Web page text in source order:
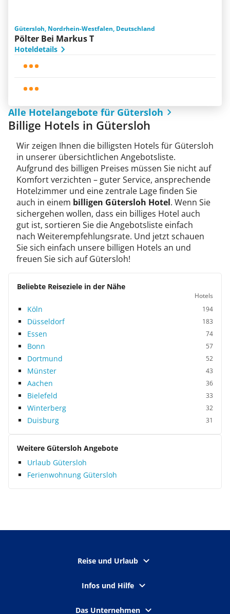
Gütersloh, Nordrhein-Westfalen, Deutschland
Pölter Bei Markus T
Hoteldetails
Alle Hotelangebote für Gütersloh
Billige Hotels in Gütersloh
Wir zeigen Ihnen die billigsten Hotels für Gütersloh
in unserer übersichtlichen Angebotsliste.
Aufgrund des billigen Preises müssen Sie nicht auf
Komfort verzichten – guter Service, ansprechende
Hotelzimmer und eine zentrale Lage finden Sie
auch in einem billigen Gütersloh Hotel. Wenn Sie
sichergehen wollen, dass ein billiges Hotel auch
gut ist, sortieren Sie die Angebotsliste einfach
nach Weiterempfehlungsrate. Und jetzt schauen
Sie sich einfach unsere billigen Hotels an und
freuen Sie sich auf Gütersloh!
Beliebte Reiseziele in der Nähe
Hotels
Köln 194
Düsseldorf 183
Essen 74
Bonn 57
Dortmund 52
Münster 43
Aachen 36
Bielefeld 33
Winterberg 32
Duisburg 31
Weitere Gütersloh Angebote
Urlaub Gütersloh
Ferienwohnung Gütersloh
Reise und Urlaub
Infos und Hilfe
Das Unternehmen